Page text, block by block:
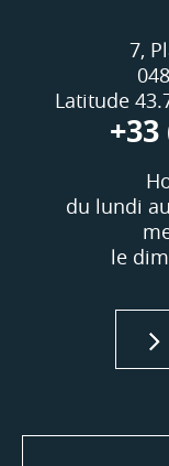
7,
Latitude
+33
du lundi
le